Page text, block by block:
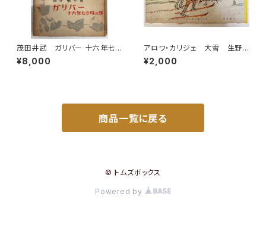
茂田井武 ガリバー 十六年七
か月の旅 筒井敬介 大雅堂
世界少年文学選集 昭和23年
¥8,000
アロワ・カリジェ 大雪 生野
幸吉・訳 函 1965年 岩波
書店刊
¥2,000
商品一覧に戻る
© トムズボックス
Powered by